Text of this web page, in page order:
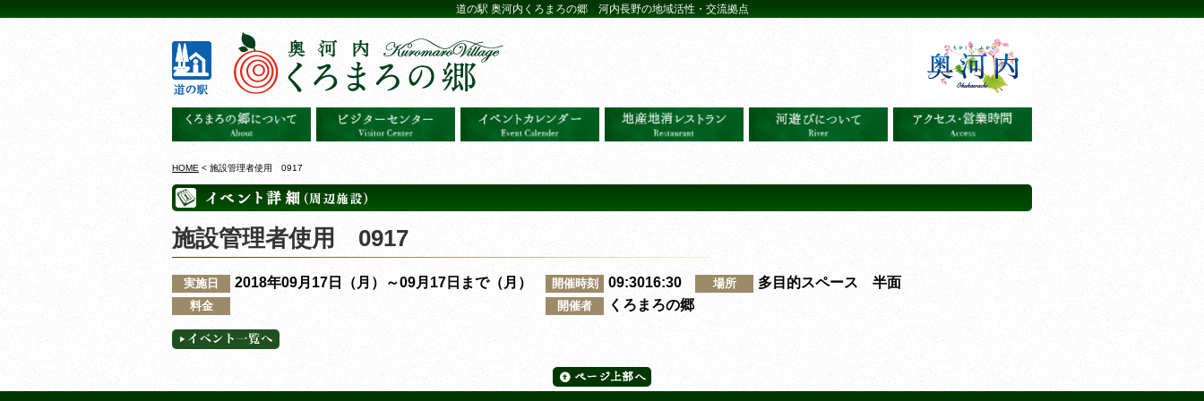
道の駅 奥河内くろまろの郷 河内長野の地域活性・交流拠点
HOME < 施設管理者使用 0917
施設管理者使用 0917
実施日 2018年09月17日（月）～09月17日まで（月） 開催時刻 09:3016:30 場所 多目的スペース 半面
料金 開催者 くろまろの郷